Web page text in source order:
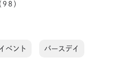
98）
ベント バースデイ